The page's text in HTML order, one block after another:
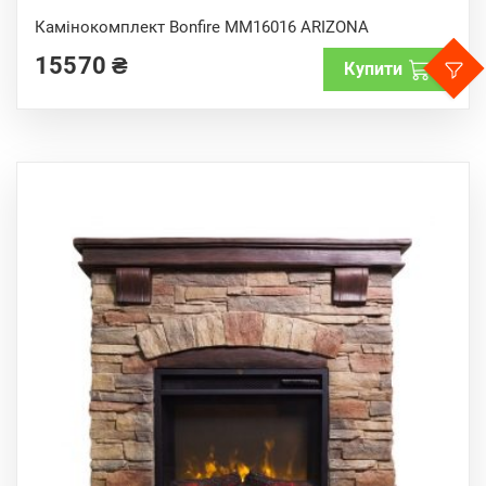
Камінокомплект Bonfire MM16016 ARIZONA
o
u
o
15570₴ Купити